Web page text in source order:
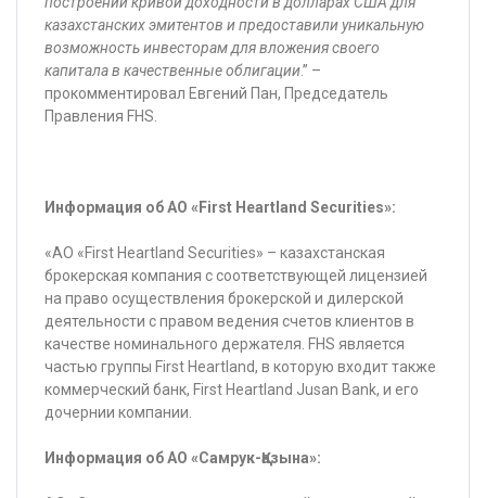
казахстанских эмитентов и предоставили уникальную
возможность инвесторам для вложения своего
капитала в качественные облигации.” –
прокомментировал Евгений Пан, Председатель
Правления FHS.
Информация об АО «First Heartland Securities»:
«АО «First Heartland Securities» – казахстанская
брокерская компания с соответствующей лицензией
на право осуществления брокерской и дилерской
деятельности с правом ведения счетов клиентов в
качестве номинального держателя. FHS является
частью группы First Heartland, в которую входит также
коммерческий банк, First Heartland Jusan Bank, и его
дочернии компании.
Информация об АО «Самрук-Қазына»: